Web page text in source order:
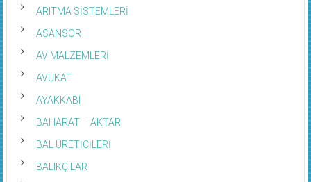
ARITMA SİSTEMLERİ
ASANSÖR
AV MALZEMLERİ
AVUKAT
AYAKKABI
BAHARAT – AKTAR
BAL ÜRETİCİLERİ
BALIKÇILAR